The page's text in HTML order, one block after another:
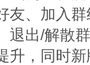
友、加入
退出/解散
升，同时